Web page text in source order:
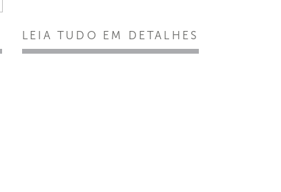
LEIA TUDO EM DETALHES